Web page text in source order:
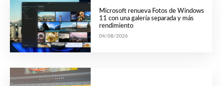
Microsoft renueva Fotos de Windows
11 con una galería separada y más
rendimiento
04/08/2026